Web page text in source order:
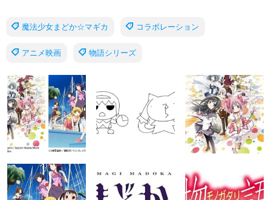
魔法少女まどか☆マギカ コラボレーション
アニメ映画 物語シリーズ